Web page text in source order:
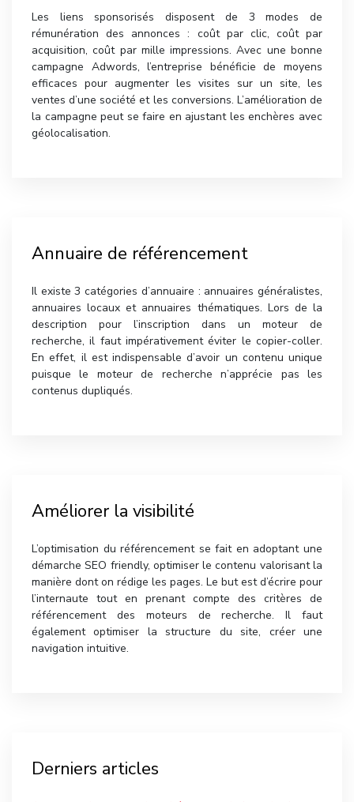
Les liens sponsorisés disposent de 3 modes de
rémunération des annonces : coût par clic, coût par
acquisition, coût par mille impressions. Avec une bonne
campagne Adwords, l’entreprise bénéficie de moyens
efficaces pour augmenter les visites sur un site, les
ventes d’une société et les conversions. L’amélioration de
la campagne peut se faire en ajustant les enchères avec
géolocalisation.
Annuaire de référencement
Il existe 3 catégories d’annuaire : annuaires généralistes,
annuaires locaux et annuaires thématiques. Lors de la
description pour l’inscription dans un moteur de
recherche, il faut impérativement éviter le copier-coller.
En effet, il est indispensable d’avoir un contenu unique
puisque le moteur de recherche n’apprécie pas les
contenus dupliqués.
Améliorer la visibilité
L’optimisation du référencement se fait en adoptant une
démarche SEO friendly, optimiser le contenu valorisant la
manière dont on rédige les pages. Le but est d’écrire pour
l’internaute tout en prenant compte des critères de
référencement des moteurs de recherche. Il faut
également optimiser la structure du site, créer une
navigation intuitive.
Derniers articles